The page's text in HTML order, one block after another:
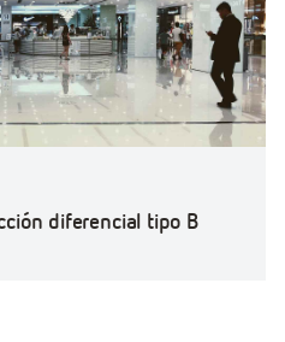
diferencial tipo B